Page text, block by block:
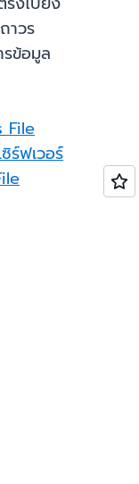
าวร
ข้อมูล
File
ร์ฟเวอร์